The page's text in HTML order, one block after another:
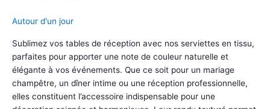
Autour d'un jour
Sublimez vos tables de réception avec nos serviettes en tissu,
parfaites pour apporter une note de couleur naturelle et
élégante à vos événements. Que ce soit pour un mariage
champêtre, un dîner intime ou une réception professionnelle,
elles constituent l’accessoire indispensable pour une